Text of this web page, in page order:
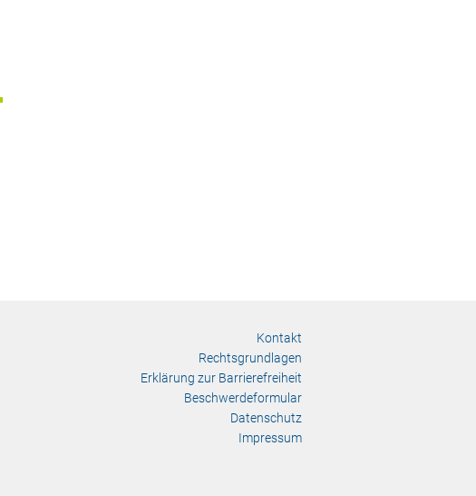
Kontakt
Rechtsgrundlagen
Erklärung zur Barrierefreiheit
Beschwerdeformular
Datenschutz
Impressum